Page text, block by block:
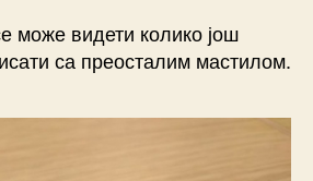
може видети колико још
са преосталим мастилом.